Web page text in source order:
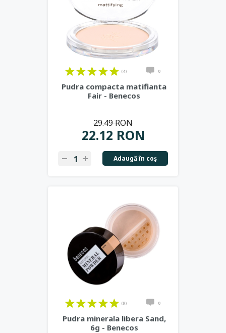
(4) 0
Pudra compacta matifianta
Fair - Benecos
22.12 RON
29.49 RON
Adaugă în coş
(9) 0
Pudra minerala libera Sand,
6g - Benecos